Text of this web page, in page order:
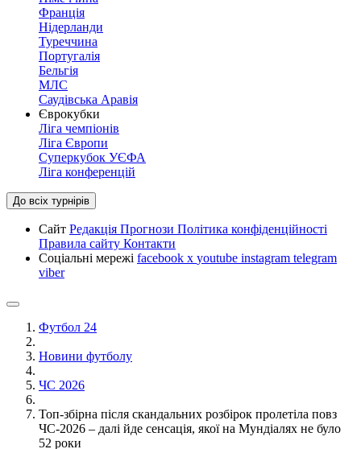
Франція
Нідерланди
Туреччина
Португалія
Бельгія
МЛС
Саудівська Аравія
Єврокубки
Ліга чемпіонів
Ліга Європи
Суперкубок УЄФА
Ліга конференцій
До всіх турнірів
Сайт Редакція Прогнози Політика конфіденційності
Правила сайту Контакти
Соціальні мережі facebook x youtube instagram telegram
viber
Футбол 24
Новини футболу
ЧС 2026
Топ-збірна після скандальних розбірок пролетіла повз
ЧС-2026 – далі йде сенсація, якої на Мундіалях не було
52 роки